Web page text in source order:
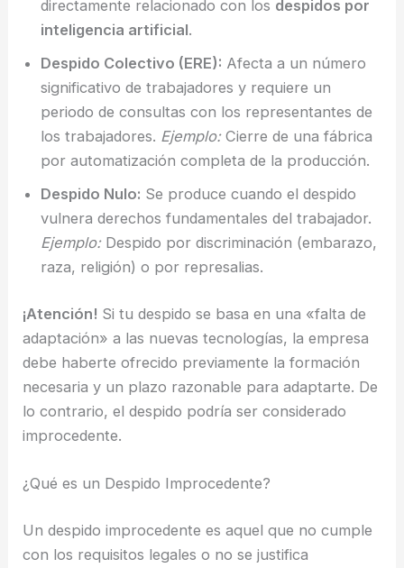
directamente relacionado con los despidos por
inteligencia artificial.
Despido Colectivo (ERE): Afecta a un número
significativo de trabajadores y requiere un
periodo de consultas con los representantes de
los trabajadores. Ejemplo:Cierre de una fábrica
por automatización completa de la producción.
Despido Nulo: Se produce cuando el despido
vulnera derechos fundamentales del trabajador.
Ejemplo:Despido por discriminación (embarazo,
raza, religión) o por represalias.
¡Atención! Si tu despido se basa en una «falta de
adaptación» a las nuevas tecnologías, la empresa
debe haberte ofrecido previamente la formación
necesaria y un plazo razonable para adaptarte. De
lo contrario, el despido podría ser considerado
improcedente.
¿Qué es un Despido Improcedente?
Un despido improcedente es aquel que no cumple
con los requisitos legales o no se justifica